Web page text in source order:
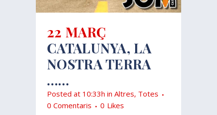
22 MARÇ
CATALUNYA, LA
NOSTRA TERRA
……
Posted at 10:33h in Altres, Totes
0 Comentaris
0 Likes